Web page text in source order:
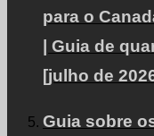
para o
| Guia de
[julho de
Guia sobre
［Exportação de
a Malásia.